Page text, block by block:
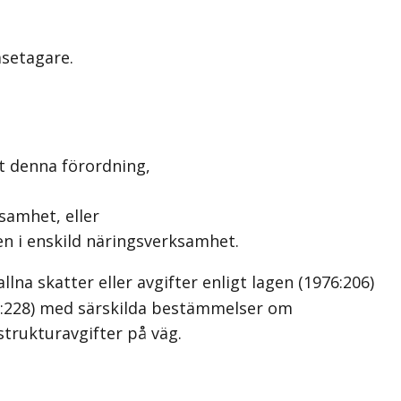
denna förordning,
eller
i enskild näringsverksamhet.
skatter eller avgifter enligt lagen (1976:206)
med särskilda bestämmelser om
på väg.